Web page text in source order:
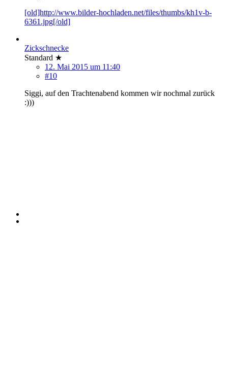
[old]http://www.bilder-hochladen.net/files/thumbs/kh1v-b-
6361.jpg[/old]
Zickschnecke
Standard ★
12. Mai 2015 um 11:40
#10
Siggi, auf den Trachtenabend kommen wir nochmal zurück
:)))